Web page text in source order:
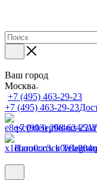
Ваш город
Москва
+7 (495) 463-29-23
+7 (495) 463-29-23
+7 (903) 268-62-22
Написать в Telegram